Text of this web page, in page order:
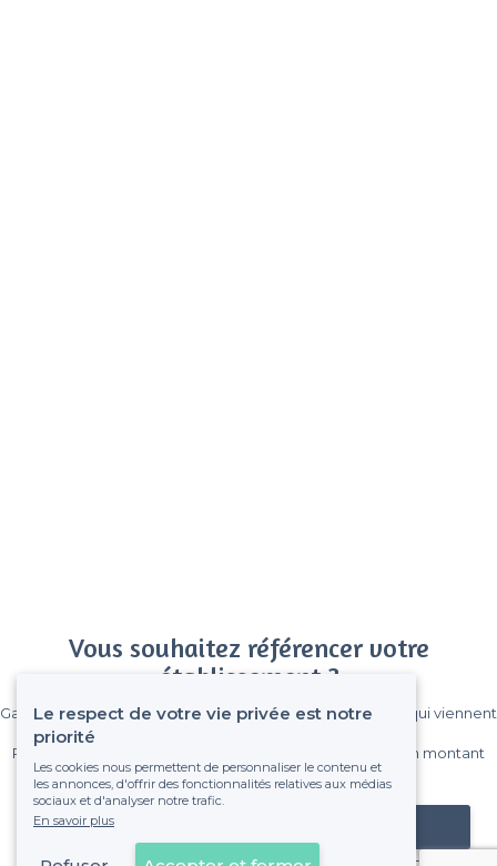
Vous souhaitez référencer votre
établissement ?
Gagnez de nombreux clients parmi le million de visiteurs qui viennent
Pas de commissions et sans engagement, vous payez un montant
fixe sans risque de voir déraper la facture.
Référencer mon établissement
Le respect de votre vie privée est notre
priorité
Les cookies nous permettent de personnaliser le contenu et
les annonces, d'offrir des fonctionnalités relatives aux médias
sociaux et d'analyser notre trafic.
En savoir plus